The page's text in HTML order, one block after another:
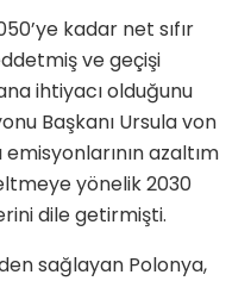
kadar net sıfır
ve geçişi
ihtiyacı olduğunu
Başkanı Ursula von
azaltım
yönelik 2030
dile getirmişti.
sağlayan Polonya,